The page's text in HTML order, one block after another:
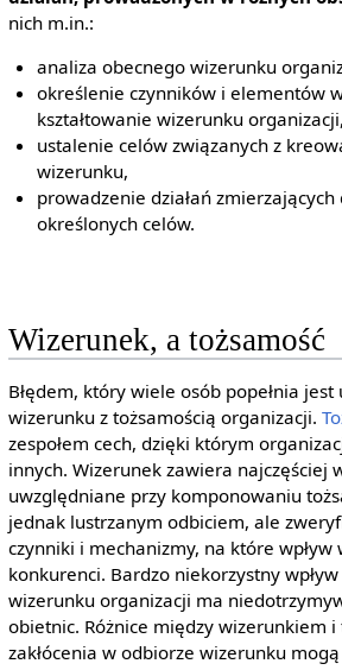
nich m.in.:
analiza obecnego wizerunku
określenie czynników i elementów
kształtowanie wizerunku organizacji,
ustalenie celów związanych z
wizerunku,
prowadzenie działań
określonych celów.
Wizerunek, a tożsamość
Błędem, który wiele osób popełnia
wizerunku z tożsamością organizacji.
zespołem cech, dzięki którym
innych. Wizerunek zawiera najczęściej
uwzględniane przy komponowaniu
jednak lustrzanym odbiciem, ale
czynniki i mechanizmy, na które
konkurenci. Bardzo niekorzystny
wizerunku organizacji ma
obietnic. Różnice między wizerunkiem i
zakłócenia w odbiorze wizerunku